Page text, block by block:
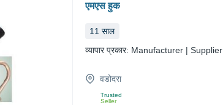
एमएस हुक
11 साल
व्यापार प्रकार: Manufacturer | Supplier
वडोदरा
Trusted
Seller